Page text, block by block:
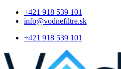
+421 918 539 101
info@vodnefiltre.sk
+421 918 539 101